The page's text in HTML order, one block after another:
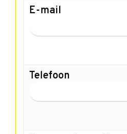
E-mail
Telefoon